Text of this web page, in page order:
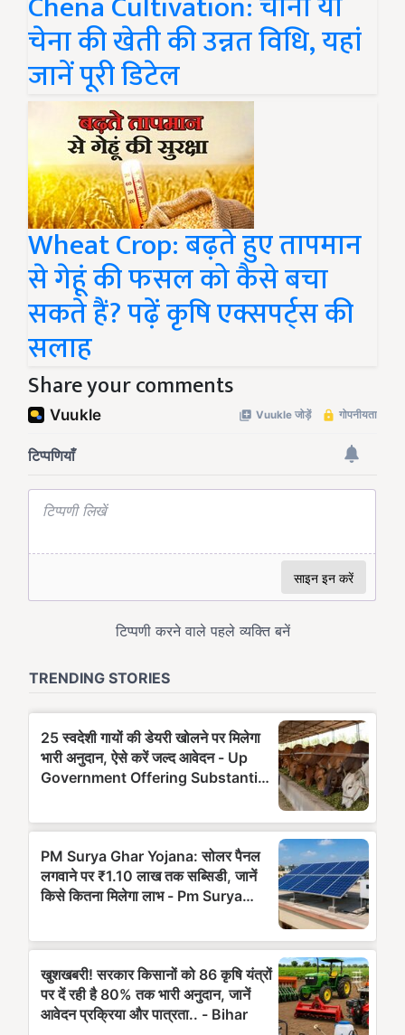
चेना की खेती की उन्नत विधि, यहां
जानें पूरी डिटेल
Wheat Crop: बढ़ते हुए तापमान
से गेहूं की फसल को कैसे बचा
सकते हैं? पढ़ें कृषि एक्सपर्ट्स की
सलाह
Share your comments